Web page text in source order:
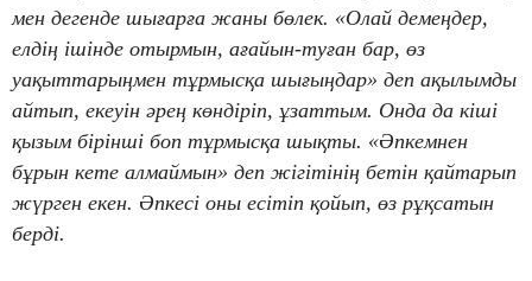
мен дегенде шығарға жаны бөлек. «Олай демеңдер,
елдің ішінде отырмын, ағайын-туған бар, өз
уақыттарыңмен тұрмысқа шығыңдар» деп ақылымды
айтып, екеуін әрең көндіріп, ұзаттым. Онда да кіші
қызым бірінші боп тұрмысқа шықты. «Әпкемнен
бұрын кете алмаймын» деп жігітінің бетін қайтарып
жүрген екен. Әпкесі оны есітіп қойып, өз рұқсатын
берді.